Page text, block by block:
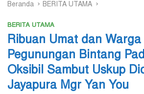
Beranda BERITA UTAMA
BERITA UTAMA
Ribuan Umat dan Warga
Pegunungan Bintang
Oksibil Sambut Uskup
Jayapura Mgr Yan You